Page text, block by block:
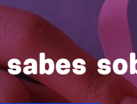
sabes